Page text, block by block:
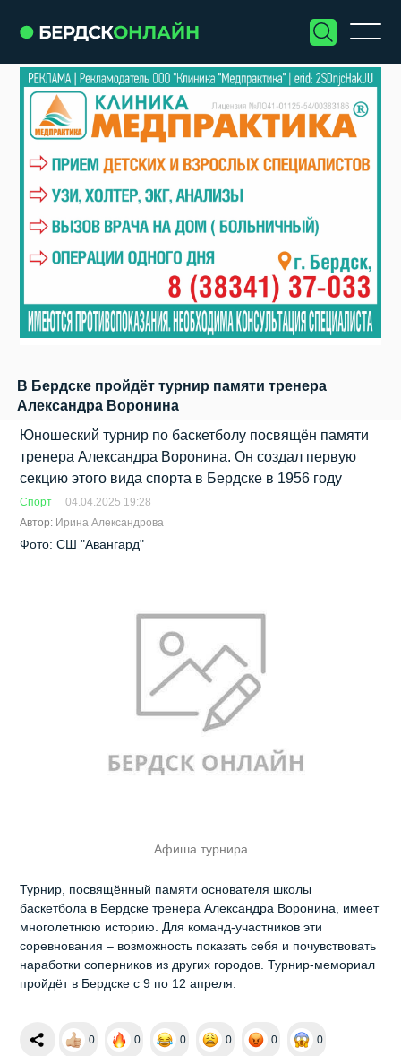
В Бердске пройдёт турнир памяти тренера
Александра Воронина
Юношеский турнир по баскетболу посвящён памяти
тренера Александра Воронина. Он создал первую
секцию этого вида спорта в Бердске в 1956 году
Спорт
04.04.2025 19:28
Автор: Ирина Александрова
Фото: СШ "Авангард"
Афиша турнира
Турнир, посвящённый памяти основателя школы
баскетбола в Бердске тренера Александра Воронина, имеет
многолетнюю историю. Для команд-участников эти
соревнования – возможность показать себя и почувствовать
наработки соперников из других городов. Турнир-мемориал
пройдёт в Бердске с 9 по 12 апреля.
0 0 0 0 0 0